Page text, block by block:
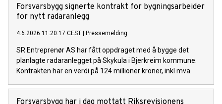
Forsvarsbygg signerte kontrakt for bygningsarbeider
for nytt radaranlegg
4.6.2026 11:20:17 CEST Pressemelding
SR Entreprenør AS har fått oppdraget med å bygge det
planlagte radaranlegget på Skykula i Bjerkreim kommune.
Kontrakten har en verdi på 124 millioner kroner, inkl mva.